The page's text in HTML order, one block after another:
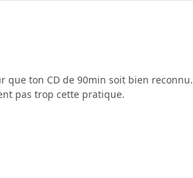
que ton CD de 90min soit bien reconnu.
pas trop cette pratique.